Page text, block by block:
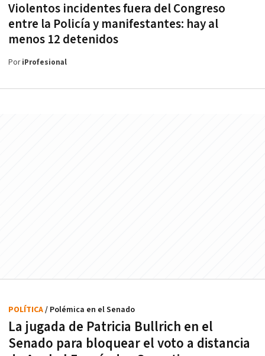
Violentos incidentes fuera del Congreso
entre la Policía y manifestantes: hay al
menos 12 detenidos
PoriProfesional
La jugada de Patricia Bullrich en el
Senado para bloquear el voto a distancia
POLÍTICA/ Polémica en el Senado